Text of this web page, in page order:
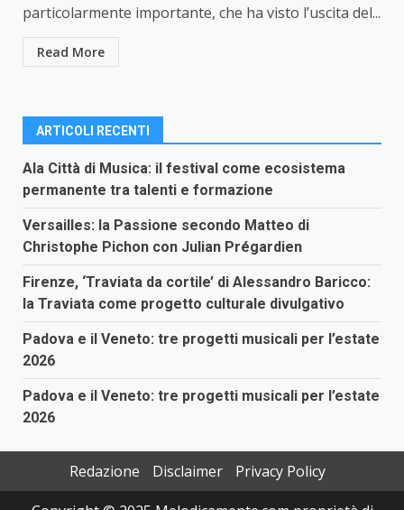
particolarmente importante, che ha visto l’uscita del...
Read More
ARTICOLI RECENTI
Ala Città di Musica: il festival come ecosistema
permanente tra talenti e formazione
Versailles: la Passione secondo Matteo di
Christophe Pichon con Julian Prégardien
Firenze, ‘Traviata da cortile’ di Alessandro Baricco:
la Traviata come progetto culturale divulgativo
Padova e il Veneto: tre progetti musicali per l’estate
2026
Padova e il Veneto: tre progetti musicali per l’estate
2026
Redazione Disclaimer
Privacy Policy